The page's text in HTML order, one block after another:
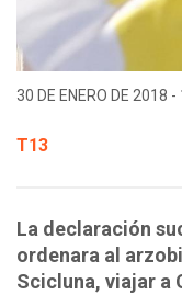
30 DE ENERO DE 2018 -
T13
La declaración
ordenara al
Scicluna, viajar a